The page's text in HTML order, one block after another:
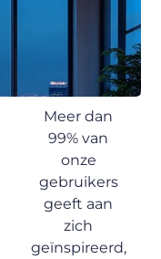
Ik klikte
ooit op een
blogtitel
nieuwsgierigheid
– inmiddels
lees ik
wekelijks.
Meer dan
99% van
onze
gebruikers
geeft aan
zich
geïnspireerd,